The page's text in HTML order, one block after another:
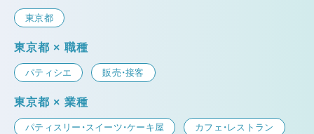
東京都
東京都 × 職種
パティシエ 販売・接客
東京都 × 業種
パティスリー・スイーツ・ケーキ屋 カフェ・レストラン